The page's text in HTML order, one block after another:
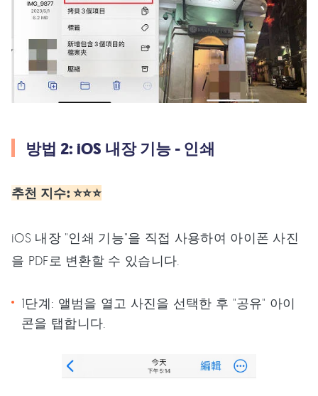
방법 2: iOS 내장 기능 - 인쇄
추천 지수: ⭐⭐⭐
iOS 내장 "인쇄 기능"을 직접 사용하여 아이폰 사진
을 PDF로 변환할 수 있습니다.
1단계: 앨범을 열고 사진을 선택한 후 "공유" 아이
콘을 탭합니다.